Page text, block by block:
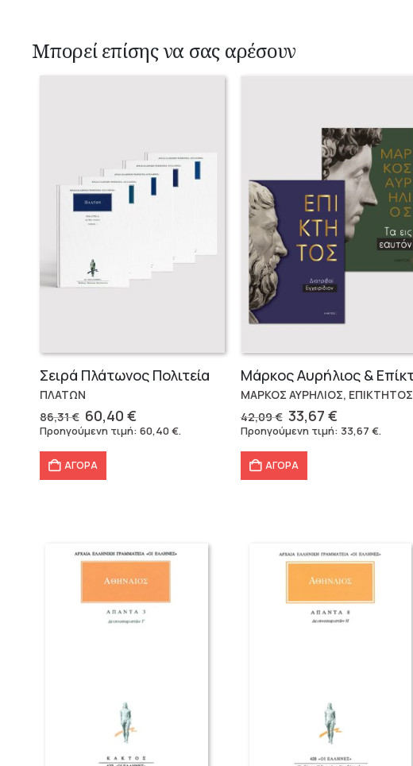
Μπορεί επίσης να σας αρέσουν
Σειρά Πλάτωνος Πολιτεία
ΠΛΑΤΩΝ
86,31€ Original
price
86,31 €.
60,40€
τρέχουσα
Προηγούμενη τιμή: 60,40€.
ΑΓΟΡΑ
ΜΑΡΚΟΣ ΑΥΡΗΛΙΟΣ, ΕΠΙΚΤΗΤΟΣ
42,09€ Original
price
42,09 €.
33,67 €Η
τρέχουσα
Προηγούμενη τιμή: 33,67 €.
ΑΓΟΡΑ